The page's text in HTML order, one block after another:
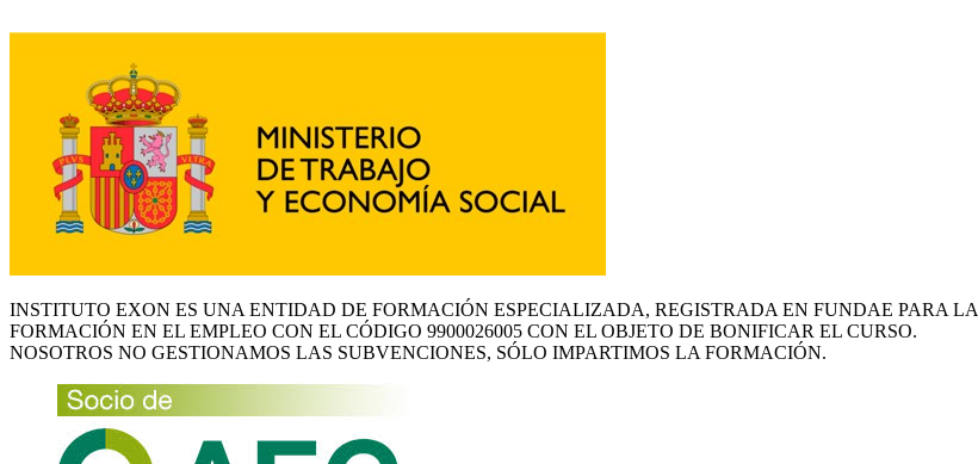
INSTITUTO EXON ES UNA ENTIDAD DE FORMACIÓN ESPECIALIZADA, REGISTRADA EN FUNDAE PARA LA
FORMACIÓN EN EL EMPLEO CON EL CÓDIGO 9900026005 CON EL OBJETO DE BONIFICAR EL CURSO.
NOSOTROS NO GESTIONAMOS LAS SUBVENCIONES, SÓLO IMPARTIMOS LA FORMACIÓN.